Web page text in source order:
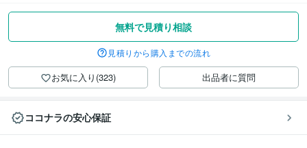
無料で見積り相談
見積りから購入までの流れ
お気に入り(323) 出品者に質問
ココナラの安心保証